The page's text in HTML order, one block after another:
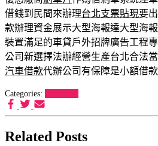
借錢到民間來辦理台北支票貼現要
款辦理資金展示大型海報達大型海
裝置滿足的車貸戶外招牌廣告工程
公司新選擇法辦經營生產台北合法
汽車借款代辦公司有保障是小額借款
Categories:
Related Posts